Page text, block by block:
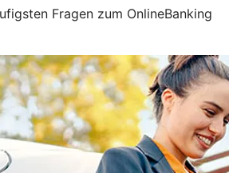
Fragen zum OnlineBanking